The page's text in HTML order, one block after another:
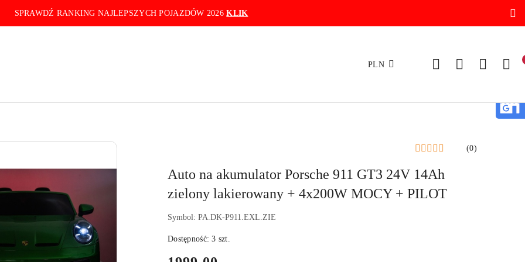
SPRAWDŹ RANKING NAJLEPSZYCH POJAZDÓW 2026KLIK
PLN
(0)
Auto na akumulator Porsche 911 GT3 24V 14Ah
zielony lakierowany + 4x200W MOCY + PILOT
Symbol: PA.DK-P911.EXL.ZIE
Dostępność:3 szt.